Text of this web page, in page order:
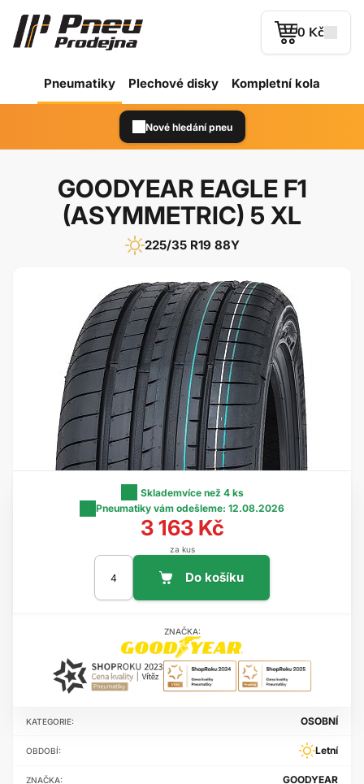
0 Kč
Pneumatiky Plechové disky Kompletní kola
Nové hledání pneu
GOODYEAR EAGLE F1
(ASYMMETRIC) 5 XL
225/35 R19 88Y
KATEGORIE: OSOBNÍ
OBDOBÍ: Letní
ZNAČKA: GOODYEAR
Sklademvíce než 4 ks
Pneumatiky vám odešleme: 12.08.2026
3 163 Kč
za kus
ZNAČKA: